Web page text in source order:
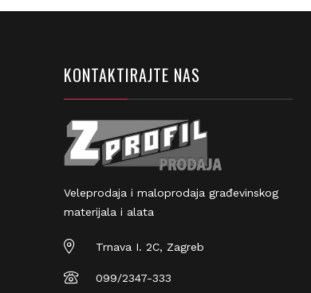
KONTAKTIRAJTE NAS
Veleprodaja i maloprodaja građevinskog
materijala i alata
Trnava I. 2C, Zagreb
099/2347-333